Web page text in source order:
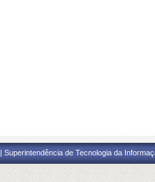
Superintendência de Tecnologia da